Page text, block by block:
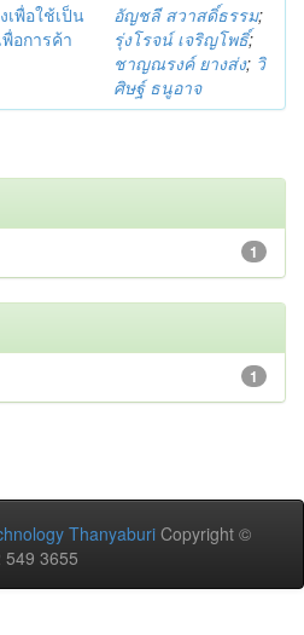
เพื่อใช้เป็น
อการค้า
อัญชลี สวาสดิ์ธรรม;
รุ่งโรจน์ เจริญโพธิ์;
ชาญณรงค์ ยางส่ง; วิ
ศิษฐ์ ธนูอาจ
1
1
Thanyaburi Copyright ©
549 3655